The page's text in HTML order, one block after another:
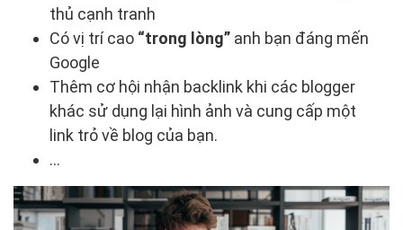
thủ cạnh tranh
Có vị trí cao “trong lòng” anh bạn đáng mến
Google
Thêm cơ hội nhận backlink khi các blogger
khác sử dụng lại hình ảnh và cung cấp một
link trỏ về blog của bạn.
…